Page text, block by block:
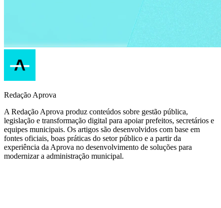
Redação Aprova
A Redação Aprova produz conteúdos sobre gestão pública,
legislação e transformação digital para apoiar prefeitos, secretários e
equipes municipais. Os artigos são desenvolvidos com base em
fontes oficiais, boas práticas do setor público e a partir da
experiência da Aprova no desenvolvimento de soluções para
modernizar a administração municipal.